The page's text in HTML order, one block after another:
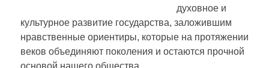
духовное и
культурное развитие государства, заложившим
нравственные ориентиры, которые на протяжении
веков объединяют поколения и остаются прочной